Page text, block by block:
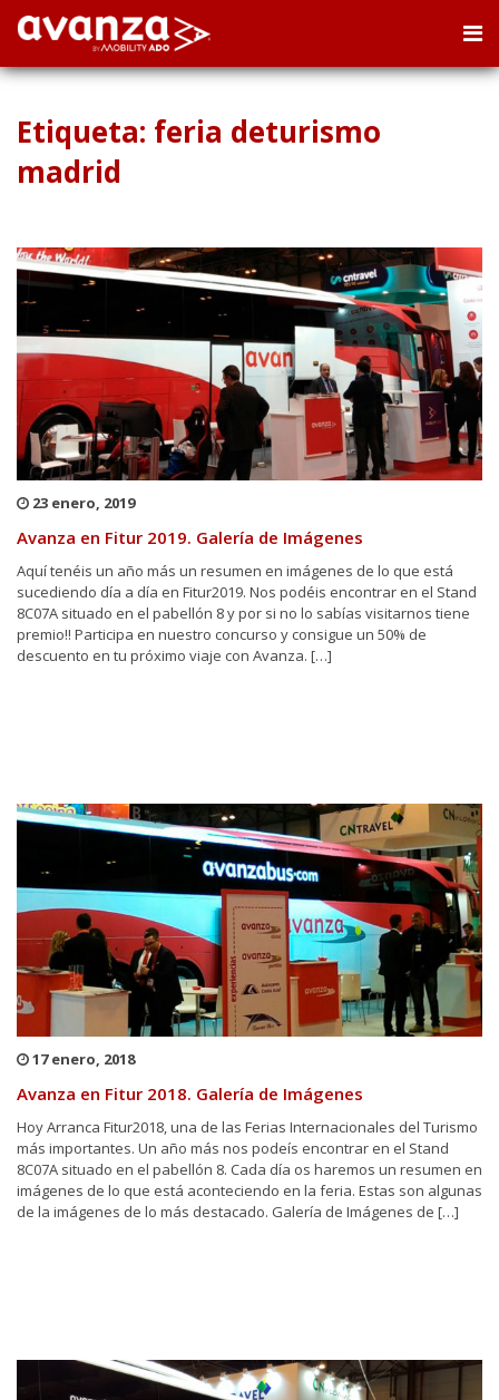
Etiqueta: feria deturismo
madrid
23 enero, 2019
Avanza en Fitur 2019. Galería de Imágenes
Aquí tenéis un año más un resumen en imágenes de lo que está
sucediendo día a día en Fitur2019. Nos podéis encontrar en el Stand
8C07A situado en el pabellón 8 y por si no lo sabías visitarnos tiene
premio!! Participa en nuestro concurso y consigue un 50% de
descuento en tu próximo viaje con Avanza. […]
17 enero, 2018
Avanza en Fitur 2018. Galería de Imágenes
Hoy Arranca Fitur2018, una de las Ferias Internacionales del Turismo
más importantes. Un año más nos podeís encontrar en el Stand
8C07A situado en el pabellón 8. Cada día os haremos un resumen en
imágenes de lo que está aconteciendo en la feria. Estas son algunas
de la imágenes de lo más destacado. Galería de Imágenes de […]